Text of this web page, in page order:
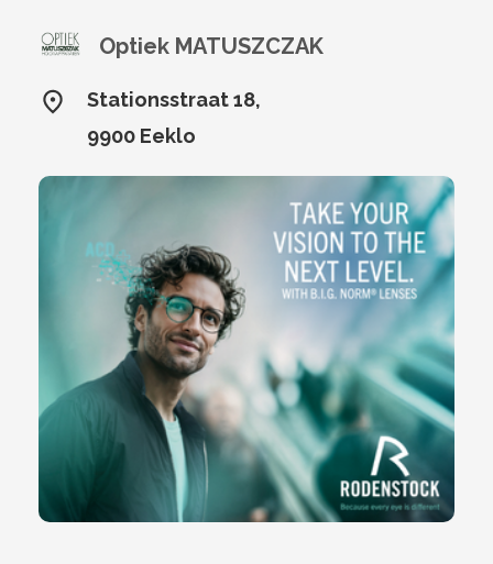
Optiek MATUSZCZAK
Stationsstraat 18,
9900 Eeklo